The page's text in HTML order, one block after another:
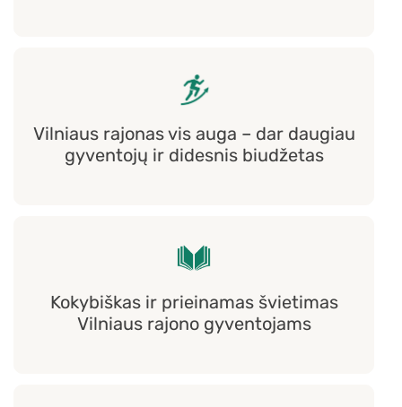
Vilniaus rajonas vis auga – dar daugiau
gyventojų ir didesnis biudžetas
Kokybiškas ir prieinamas švietimas
Vilniaus rajono gyventojams